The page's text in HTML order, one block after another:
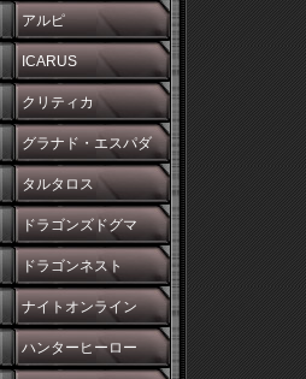
アルピ
ICARUS
クリティカ
グラナド・エスパダ
タルタロス
ドラゴンズドグマ
ドラゴンネスト
ナイトオンライン
ハンターヒーロー